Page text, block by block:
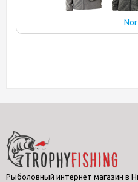
Рыболовный интернет магазин в